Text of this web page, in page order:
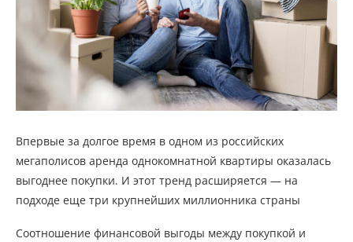
Впервые за долгое время в одном из российских
мегаполисов аренда однокомнатной квартиры оказалась
выгоднее покупки. И этот тренд расширяется — на
подходе еще три крупнейших миллионника страны
Соотношение финансовой выгоды между покупкой и